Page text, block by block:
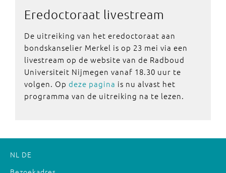
Eredoctoraat livestream
De uitreiking van het eredoctoraat aan
bondskanselier Merkel is op 23 mei via een
livestream op de website van de Radboud
Universiteit Nijmegen vanaf 18.30 uur te
volgen. Op deze pagina is nu alvast het
programma van de uitreiking na te lezen.
NL DE